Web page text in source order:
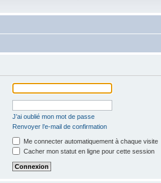
J’ai oublié mon mot de passe
Renvoyer l’e-mail de confirmation
Me connecter automatiquement à chaque visite
Cacher mon statut en ligne pour cette session